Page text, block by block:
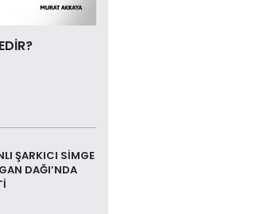
ŞARKICI SİMGE
DAĞI’NDA